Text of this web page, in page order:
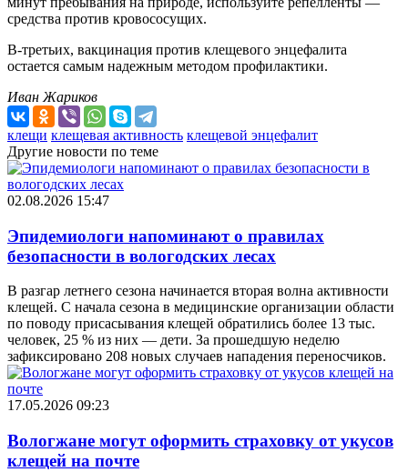
средства против кровососущих.
В-третьих, вакцинация против клещевого энцефалита
остается самым надежным методом профилактики.
Иван Жариков
клещи клещевая активность клещевой энцефалит
Другие новости по теме
02.08.2026 15:47
Эпидемиологи напоминают о правилах
безопасности в вологодских лесах
В разгар летнего сезона начинается вторая волна активности
клещей. С начала сезона в медицинские организации области
по поводу присасывания клещей обратились более 13 тыс.
человек, 25 % из них — дети. За прошедшую неделю
зафиксировано 208 новых случаев нападения переносчиков.
17.05.2026 09:23
Вологжане могут оформить страховку от укусов
клещей на почте